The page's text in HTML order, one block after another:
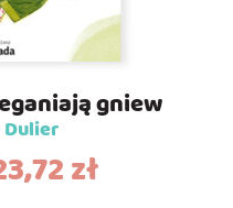
gniew
zł